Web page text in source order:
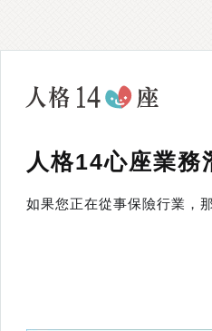
人格14心座業務
如果您正在從事保險行業，